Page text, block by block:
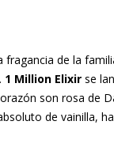
fragancia de la
1 Million Elixirse
son rosa de
de vainilla,